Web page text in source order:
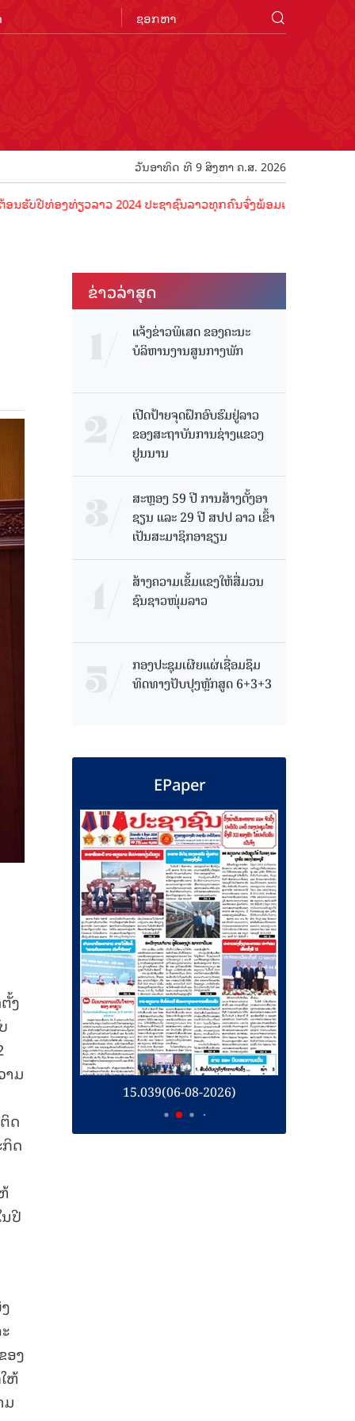
ວັນອາທິດ ທີ 9 ສິງຫາ ຄ.ສ. 2026
ທ່ອງທ່ຽວລາວ 2024 ປະຊາຊົນລາວທຸກຄົນຈົ່ງພ້ອມເປັນເຈົ້າພາບທີ່ດີ ຕ້ອ
ງ
າມ
ດ
ດ
ປີ
ອງ
ຫ້
ມ
ຂ່າວ​ລ່າ​ສຸດ
ແຈ້ງຂ່າວພິເສດ ຂອງຄະນະ
ບໍລິຫານງານສູນກາງພັກ
ເປີດປ້າຍຈຸດຝຶກອົບຮົມຢູ່ລາວ
ຂອງສະຖາບັນການຊ່າງແຂວງ
ຢູນນານ
ສະຫຼອງ 59 ປີ ການສ້າງຕັ້ງອາ
ຊຽນ ແລະ 29 ປີ ສປປ ລາວ ເຂົ້າ
ເປັນສະມາຊິກອາຊຽນ
ສ້າງຄວາມເຂັ້ມແຂງໃຫ້ສື່ມວນ
ຊົນຊາວໜຸ່ມລາວ
ກອງປະຊຸມເຜີຍແຜ່ເຊື່ອມຊຶມ
ທິດທາງປັບປຸງຫຼັກສູດ 6+3+3
EPaper
15.039(06-08-2026)